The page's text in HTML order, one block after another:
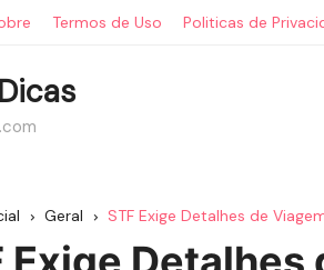
Termos de Uso Politicas de
Geral STF Exige Detalhes de